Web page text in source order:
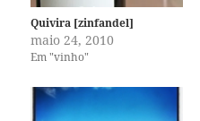
Quivira [zinfandel]
maio 24, 2010
Em "vinho"